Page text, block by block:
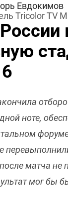
Евдокимов
Tricolor TV
ноте,
матча не
мог бы